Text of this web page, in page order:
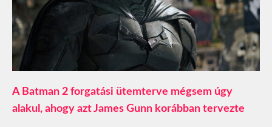
A Batman 2 forgatási ütemterve mégsem úgy
alakul, ahogy azt James Gunn korábban tervezte